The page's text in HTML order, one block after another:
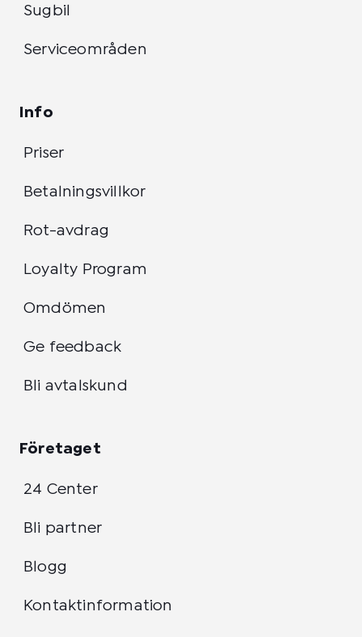
Sugbil
Serviceområden
Info
Priser
Betalningsvillkor
Rot-avdrag
Loyalty Program
Omdömen
Ge feedback
Bli avtalskund
Företaget
24 Center
Bli partner
Blogg
Kontaktinformation